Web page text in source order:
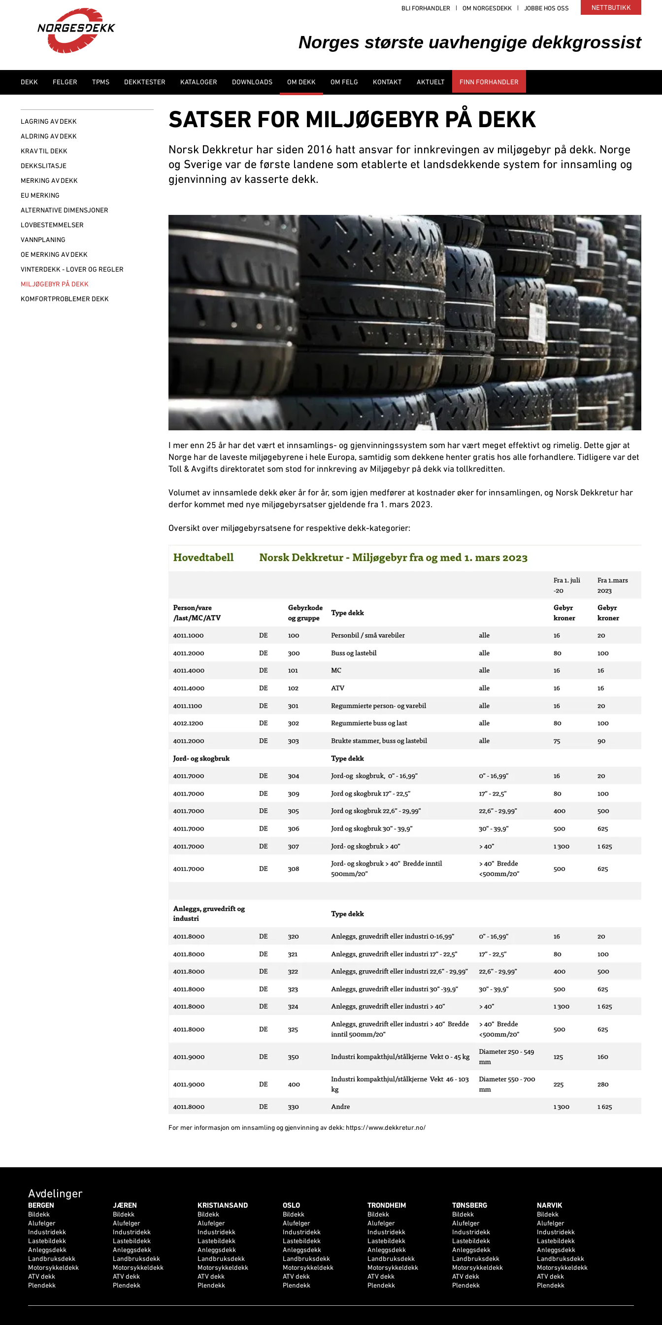
BLI FORHANDLER OM NORGESDEKK JOBBE HOS OSS NETTBUTIKK
Norges største uavhengige dekkgrossist
DEKK FELGER TPMS DEKKTESTER KATALOGER DOWNLOADS OM DEKK OM FELG KONTAKT AKTUELT FINN FORHANDLER
LAGRING AV DEKK
ALDRING AV DEKK
KRAV TIL DEKK
DEKKSLITASJE
MERKING AV DEKK
EU MERKING
ALTERNATIVE DIMENSJONER
LOVBESTEMMELSER
VANNPLANING
OE MERKING AV DEKK
VINTERDEKK - LOVER OG REGLER
MILJØGEBYR PÅ DEKK
KOMFORTPROBLEMER DEKK
SATSER FOR MILJØGEBYR PÅ DEKK
Norsk Dekkretur har siden 2016 hatt ansvar for innkrevingen av miljøgebyr på dekk. Norge
og Sverige var de første landene som etablerte et landsdekkende system for innsamling og
gjenvinning av kasserte dekk.
I mer enn 25 år har det vært et innsamlings- og gjenvinningssystem som har vært meget effektivt og rimelig. Dette gjør at
Norge har de laveste miljøgebyrene i hele Europa, samtidig som dekkene henter gratis hos alle forhandlere. Tidligere var det
Toll & Avgifts direktoratet som stod for innkreving av Miljøgebyr på dekk via tollkreditten.
Volumet av innsamlede dekk øker år for år, som igjen medfører at kostnader øker for innsamlingen, og Norsk Dekkretur har
derfor kommet med nye miljøgebyrsatser gjeldende fra 1. mars 2023.
Oversikt over miljøgebyrsatsene for respektive dekk-kategorier:
For mer informasjon om innsamling og gjenvinning av dekk: https://www.dekkretur.no/
Avdelinger
BERGEN
Bildekk
Alufelger
Industridekk
Lastebildekk
Anleggsdekk
Landbruksdekk
Motorsykkeldekk
ATV dekk
Plendekk
JÆREN
Bildekk
Alufelger
Industridekk
Lastebildekk
Anleggsdekk
Landbruksdekk
Motorsykkeldekk
ATV dekk
Plendekk
KRISTIANSAND
Bildekk
Alufelger
Industridekk
Lastebildekk
Anleggsdekk
Landbruksdekk
Motorsykkeldekk
ATV dekk
Plendekk
OSLO
Bildekk
Alufelger
Industridekk
Lastebildekk
Anleggsdekk
Landbruksdekk
Motorsykkeldekk
ATV dekk
Plendekk
TRONDHEIM
Bildekk
Alufelger
Industridekk
Lastebildekk
Anleggsdekk
Landbruksdekk
Motorsykkeldekk
ATV dekk
Plendekk
TØNSBERG
Bildekk
Alufelger
Industridekk
Lastebildekk
Anleggsdekk
Landbruksdekk
Motorsykkeldekk
ATV dekk
Plendekk
NARVIK
Bildekk
Alufelger
Industridekk
Lastebildekk
Anleggsdekk
Landbruksdekk
Motorsykkeldekk
ATV dekk
Plendekk